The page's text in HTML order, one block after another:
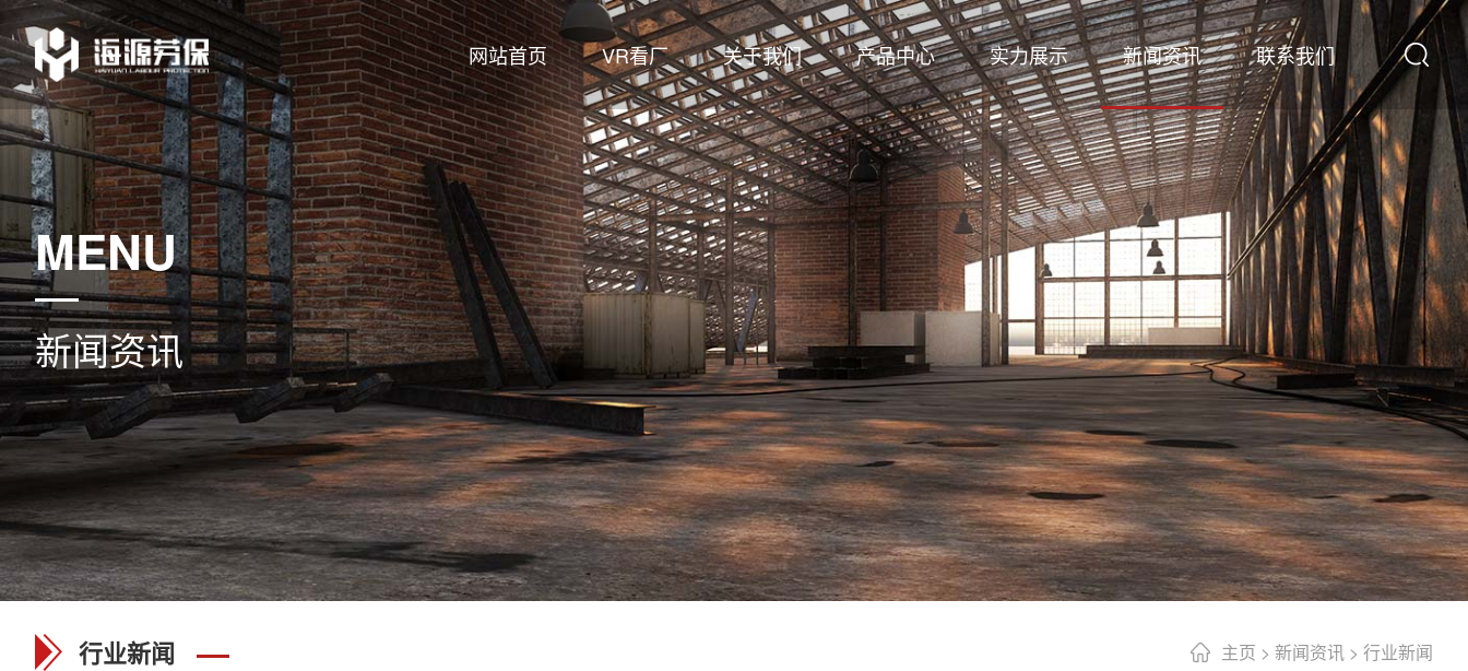
网站首页 VR看厂 关于我们 产品中心 实力展示 新闻资讯 联系我们
MENU
新闻资讯
主页 > 新闻资讯 > 行业新闻
行业新闻